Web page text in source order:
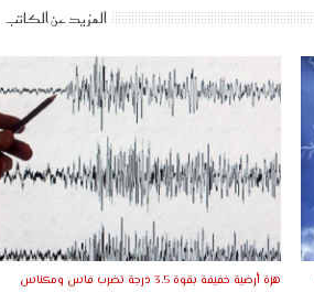
المزيد عن الكاتب
هزة أرضية خفيفة بقوة 3.5 درجة تضرب فاس ومكناس